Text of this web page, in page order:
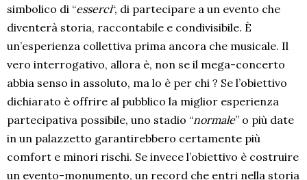
simbolico di “esserci“, di partecipare a un evento che
diventerà storia, raccontabile e condivisibile. È
un’esperienza collettiva prima ancora che musicale. Il
vero interrogativo, allora è, non se il mega-concerto
abbia senso in assoluto, ma lo è per chi ? Se l’obiettivo
dichiarato è offrire al pubblico la miglior esperienza
partecipativa possibile, uno stadio “normale” o più date
in un palazzetto garantirebbero certamente più
comfort e minori rischi. Se invece l’obiettivo è costruire
un evento-monumento, un record che entri nella storia